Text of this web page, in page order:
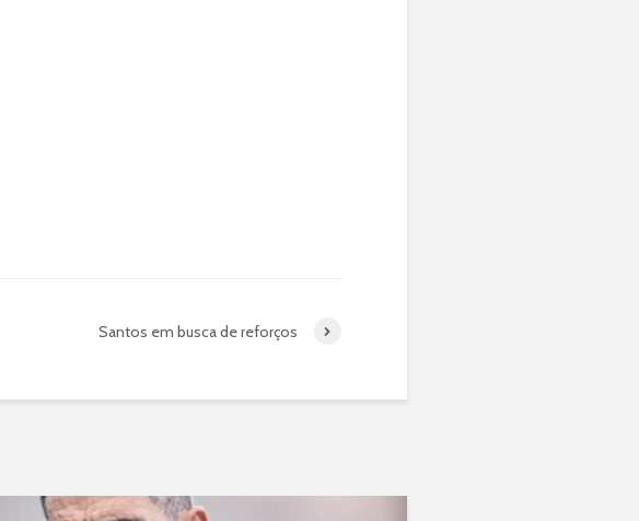
Santos em busca de reforços